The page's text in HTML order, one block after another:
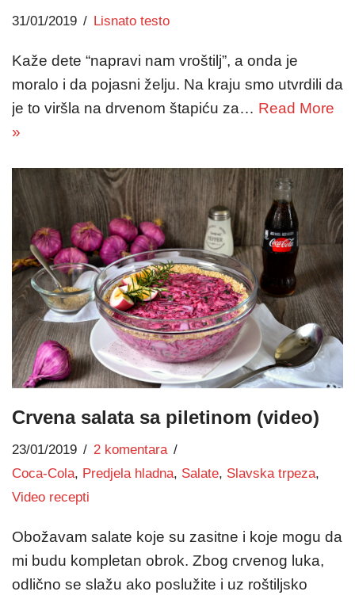
31/01/2019 Lisnato testo
Kaže dete “napravi nam vroštilj”, a onda je
moralo i da pojasni želju. Na kraju smo utvrdili da
je to viršla na drvenom štapiću za… Read More
»
Crvena salata sa piletinom (video)
23/01/2019
2 komentara
Coca-Cola, Predjela hladna, Salate, Slavska trpeza,
Video recepti
Obožavam salate koje su zasitne i koje mogu da
mi budu kompletan obrok. Zbog crvenog luka,
odlično se slažu ako poslužite i uz roštiljsko